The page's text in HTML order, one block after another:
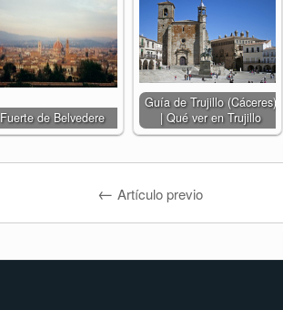
Fuerte de Belvedere
Guía de Trujillo (Cáceres)
| Qué ver en Trujillo
← Artículo previo